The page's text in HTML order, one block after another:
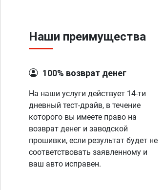
Наши преимущества
100% возврат денег
На наши услуги действует 14-ти
дневный тест-драйв, в течение
которого вы имеете право на
возврат денег и заводской
прошивки, если результат будет не
соответствовать заявленному и
ваш авто исправен.